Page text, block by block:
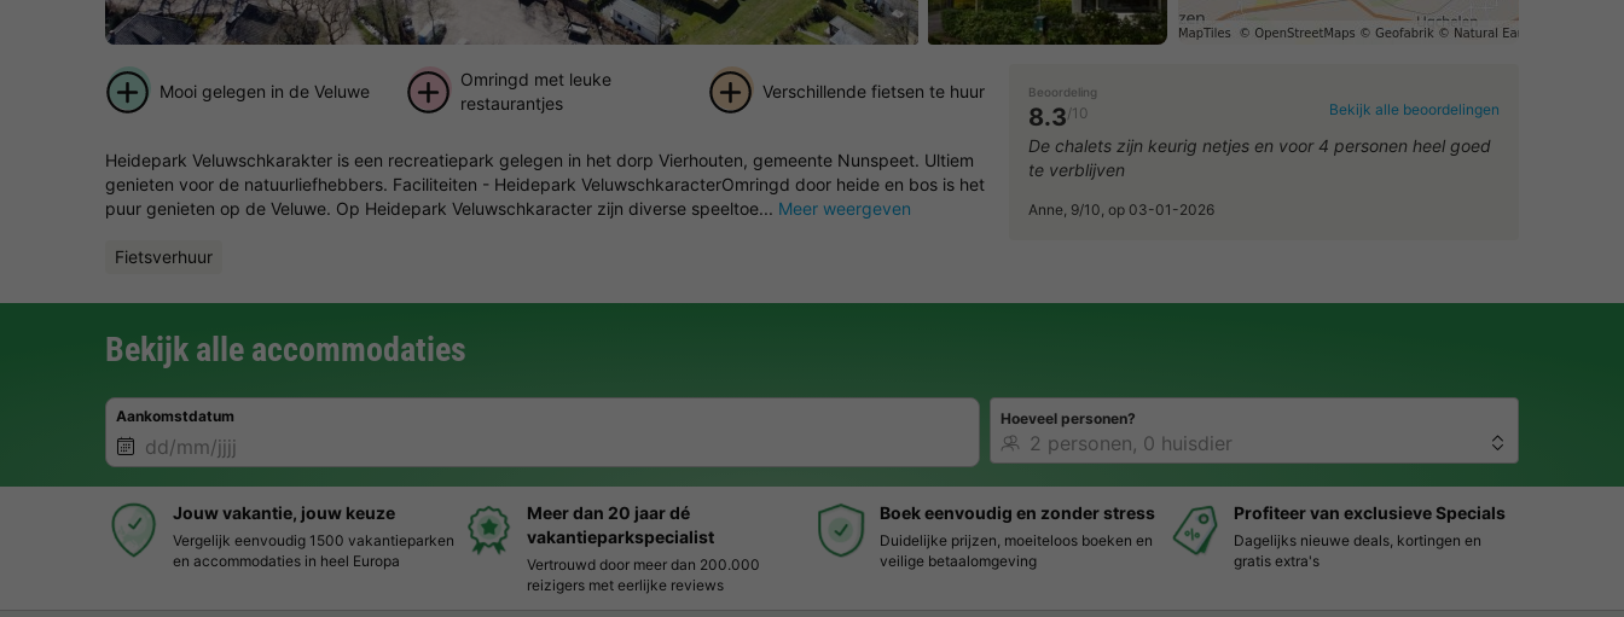
foto's
Beoordeling
8.3/10 Bekijk alle beoordelingen
De chalets zijn keurig netjes en voor 4 personen heel goed
te verblijven
Anne, 9/10, op 03-01-2026
Mooi gelegen in de Veluwe
Omringd met leuke
restaurantjes
Verschillende fietsen te huur
Heidepark Veluwschkarakter is een recreatiepark gelegen in het dorp Vierhouten, gemeente Nunspeet. Ultiem
genieten voor de natuurliefhebbers. Faciliteiten - Heidepark VeluwschkaracterOmringd door heide en bos is het
puur genieten op de Veluwe. Op Heidepark Veluwschkaracter zijn diverse speeltoe... Meer weergeven
Fietsverhuur
Bekijk alle accommodaties
Aankomstdatum Hoeveel personen?
Jouw vakantie, jouw keuze
Vergelijk eenvoudig 1500 vakantieparken
en accommodaties in heel Europa
Meer dan 20 jaar dé
vakantieparkspecialist
Vertrouwd door meer dan 200.000
reizigers met eerlijke reviews
Boek eenvoudig en zonder stress
Duidelijke prijzen, moeiteloos boeken en
veilige betaalomgeving
Profiteer van exclusieve Specials
Dagelijks nieuwe deals, kortingen en
gratis extra's